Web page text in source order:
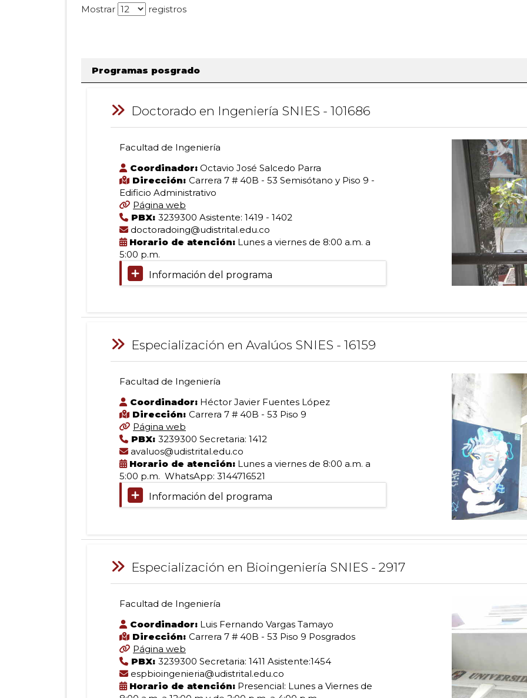
Mostrar registros
Programas posgrado
Doctorado
Ingeniería
Titulación:
Doctor(a)
en
Ingeniería
de
formación:
Doctorado
Jornada:
Diurna
Modalidad:
Presencial
Duración:
Bogotá
-
Calle
40
(Edificio
SNIES
101686
Norma
Interna
de
Creación:
Doctorado en Ingeniería SNIES - 101686
Facultad de Ingeniería
Coordinador: Octavio José Salcedo Parra
Dirección: Carrera 7 # 40B - 53 Semisótano y Piso 9 -
Edificio Administrativo
Página web
PBX: 3239300 Asistente: 1419 - 1402
doctoradoing@udistrital.edu.co
Horario de atención: Lunes a viernes de 8:00 a.m. a
5:00 p.m.
Información del programa
Especialización
Avalúos
Titulación:
Especialista
en
Tipo
de
formación:
Especialización
Jornada:
Diurna
Especialización en Avalúos SNIES - 16159
Facultad de Ingeniería
Coordinador: Héctor Javier Fuentes López
Dirección: Carrera 7 # 40B - 53 Piso 9
Página web
PBX: 3239300 Secretaria: 1412
avaluos@udistrital.edu.co
Horario de atención: Lunes a viernes de 8:00 a.m. a
5:00 p.m. WhatsApp: 3144716521
Información del programa
Especialización
Especialización en Bioingeniería SNIES - 2917
Facultad de Ingeniería
Coordinador: Luis Fernando Vargas Tamayo
Dirección: Carrera 7 # 40B - 53 Piso 9 Posgrados
Página web
PBX: 3239300 Secretaria: 1411 Asistente:1454
espbioingenieria@udistrital.edu.co
Horario de atención: Presencial: Lunes a Viernes de